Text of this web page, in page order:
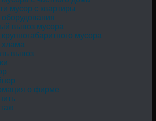
мусор с квартиры
вывоз мусора
мусора
хлама
вывоз
о фирме